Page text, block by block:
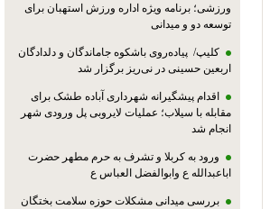
ورزشی؛ برنامه ویژه اداره ورزش استهبان برای
توسعه دو و میدانی
کلیپ/ پیاده‌روی باشکوه جاماندگان و دلدادگان
اربعین حسینی در نی‌ریز برگزار شد
اقدام پیشگیرانه شهرداری آباده طشک برای
مقابله با سیلاب؛ عملیات لایروبی پل ورودی شهر
انجام شد
ورود به کربلا و تشرف به حرم مطهر حضرت
اباعبدالله ع وابوالفضل العباس ع
بررسی میدانی مشکلات حوزه سلامت بختگان